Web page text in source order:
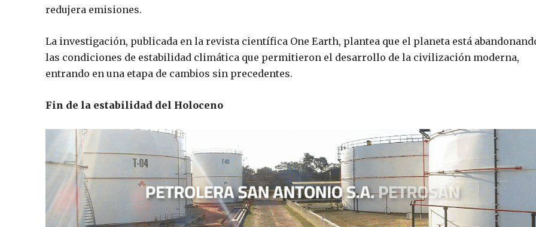
redujera emisiones.
La investigación, publicada en la revista científica One Earth, plantea que el planeta está
las condiciones de estabilidad climática que permitieron el desarrollo de la civilización moderna,
entrando en una etapa de cambios sin precedentes.
Fin de la estabilidad del Holoceno